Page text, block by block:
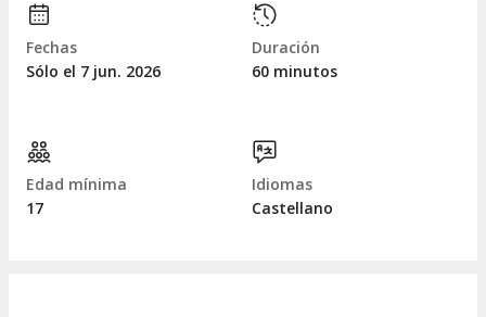
Fechas
Sólo el 7 jun. 2026
Duración
60 minutos
Edad mínima
17
Idiomas
Castellano